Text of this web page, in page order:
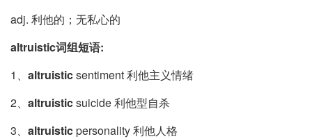
adj. 利他的；无私心的
altruistic词组短语:
1、 altruisticsentiment 利他主义情绪
2、 altruisticsuicide 利他型自杀
3、 altruisticpersonality 利他人格